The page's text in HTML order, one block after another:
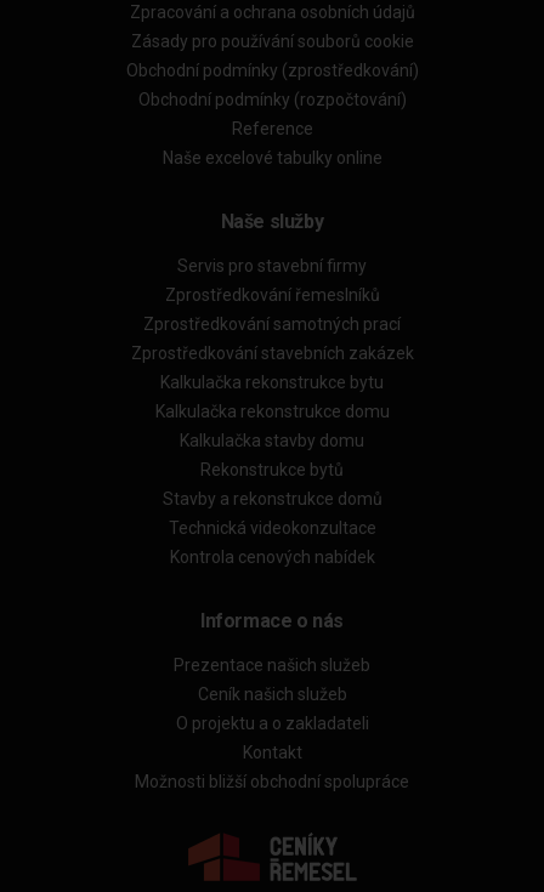
Zpracování a ochrana osobních údajů
Zásady pro používání souborů cookie
Obchodní podmínky (zprostředkování)
Obchodní podmínky (rozpočtování)
Reference
Naše excelové tabulky online
Naše služby
Servis pro stavební firmy
Zprostředkování řemeslníků
Zprostředkování samotných prací
Zprostředkování stavebních zakázek
Kalkulačka rekonstrukce bytu
Kalkulačka rekonstrukce domu
Kalkulačka stavby domu
Rekonstrukce bytů
Stavby a rekonstrukce domů
Technická videokonzultace
Kontrola cenových nabídek
Informace o nás
Prezentace našich služeb
Ceník našich služeb
O projektu a o zakladateli
Kontakt
Možnosti bližší obchodní spolupráce